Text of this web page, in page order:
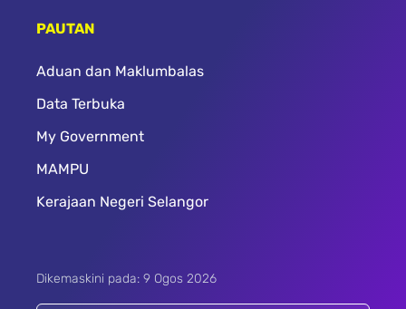
PAUTAN
Aduan dan Maklumbalas
Data Terbuka
My Government
MAMPU
Kerajaan Negeri Selangor
Dikemaskini pada: 9 Ogos 2026